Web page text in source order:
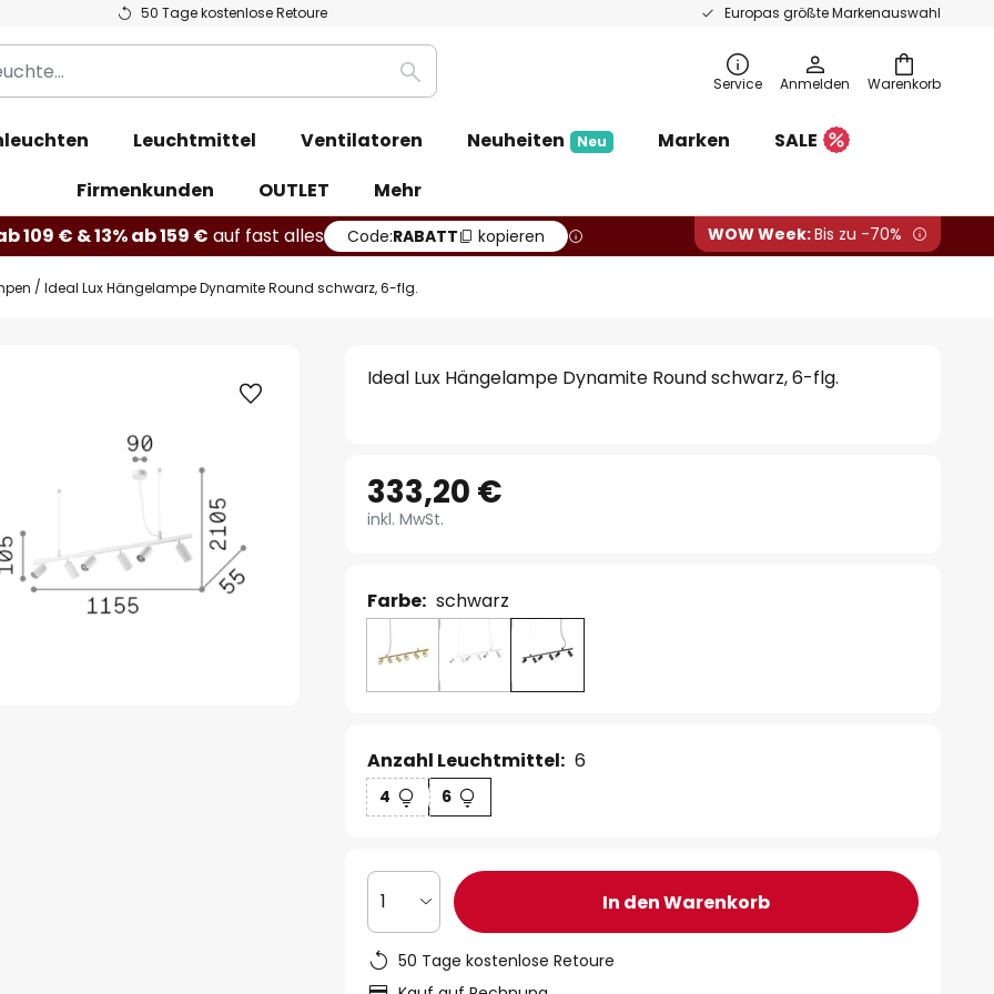
50 Tage kostenlose Retoure Europas größte Markenauswahl
Warenkorb
Suche Service Anmelden
Leuchtmittel Ventilatoren Neuheiten Neu Marken
SALE
Firmenkunden
OUTLET
Mehr
109 € & 13% ab 159 € auf fast alles Code:RABATT kopieren WOW Week:Bis zu -70%
Ideal Lux Hängelampe Dynamite Round schwarz, 6-flg.
Ideal Lux Hängelampe Dynamite Round schwarz, 6-flg.
333,20 €
inkl. MwSt.
Farbe: schwarz
Anzahl Leuchtmittel: 6
4 6
1 In den Warenkorb
50 Tage kostenlose Retoure